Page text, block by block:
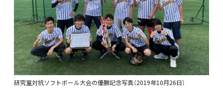
研究室対抗ソフトボール大会の優勝記念写真（2019年10月26日）